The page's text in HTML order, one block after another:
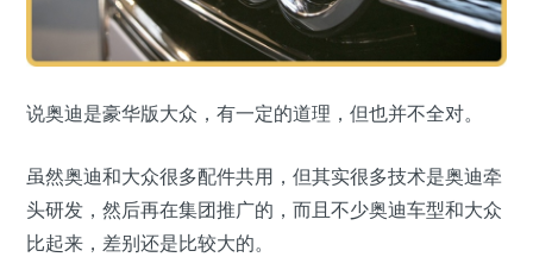
说奥迪是豪华版大众，有一定的道理，但也并不全对。
虽然奥迪和大众很多配件共用，但其实很多技术是奥迪牵
头研发，然后再在集团推广的，而且不少奥迪车型和大众
比起来，差别还是比较大的。